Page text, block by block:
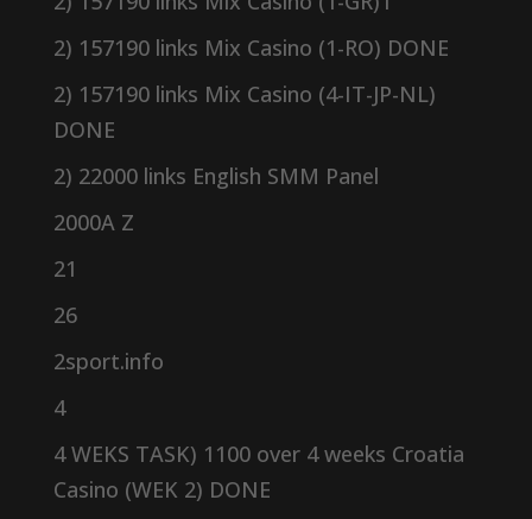
2) 157190 links Mix Casino (1-RO) DONE
2) 157190 links Mix Casino (4-IT-JP-NL)
DONE
2) 22000 links English SMM Panel
2000A Z
21
26
2sport.info
4
4 WEKS TASK) 1100 over 4 weeks Croatia
Casino (WEK 2) DONE